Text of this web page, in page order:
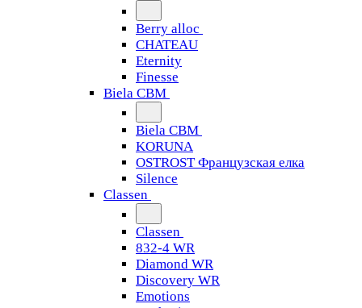
Berry alloc
CHATEAU
Eternity
Finesse
Biela CBM
Biela CBM
KORUNA
OSTROST Французская елка
Silence
Classen
Classen
832-4 WR
Diamond WR
Discovery WR
Emotions